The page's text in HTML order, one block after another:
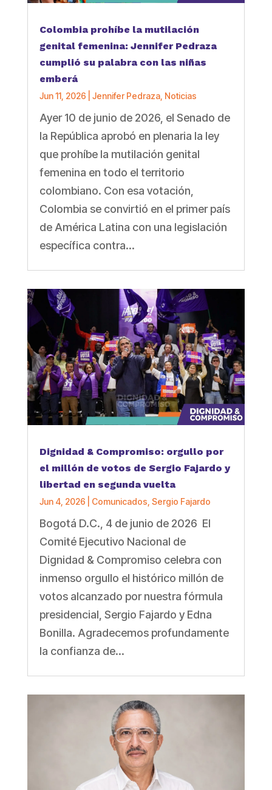
Colombia prohíbe la mutilación
genital femenina: Jennifer Pedraza
cumplió su palabra con las niñas
emberá
Jun 11, 2026 Jennifer Pedraza, Noticias
Ayer 10 de junio de 2026, el Senado de
la República aprobó en plenaria la ley
que prohíbe la mutilación genital
femenina en todo el territorio
colombiano. Con esa votación,
Colombia se convirtió en el primer país
de América Latina con una legislación
específica contra...
Dignidad & Compromiso: orgullo por
el millón de votos de Sergio Fajardo y
libertad en segunda vuelta
Jun 4, 2026 Comunicados Sergio Fajardo
Bogotá D.C., 4 de junio de 2026 El
Comité Ejecutivo Nacional de
Dignidad & Compromiso celebra con
inmenso orgullo el histórico millón de
votos alcanzado por nuestra fórmula
presidencial, Sergio Fajardo y Edna
Bonilla. Agradecemos profundamente
la confianza de...